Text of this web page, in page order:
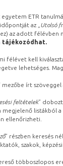
egyetem ETR
az „ Utolsó
az adott
tájékozódhat.
félévet kell
lehetséges.
mezőbe írt
feltételek”
megjelenő listákból
ellenőrizheti.
” részben keresés
szakok,
többoszlopos